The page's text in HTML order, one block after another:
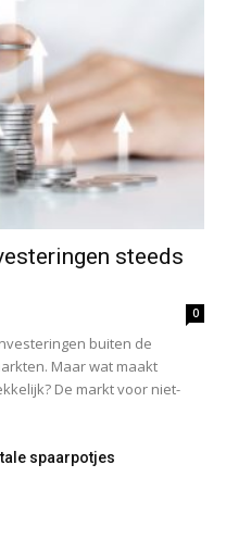
steeds
0
buiten de
Maar wat maakt
De markt voor niet-
spaarpotjes